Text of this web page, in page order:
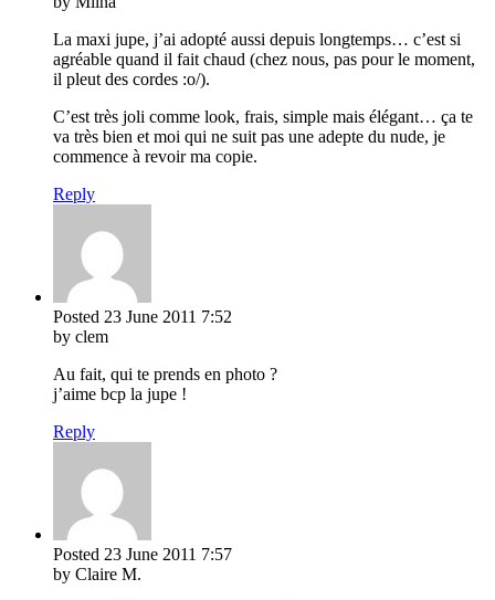
La maxi jupe, j’ai adopté aussi depuis longtemps… c’est si
agréable quand il fait chaud (chez nous, pas pour le moment,
il pleut des cordes :o/).
C’est très joli comme look, frais, simple mais élégant… ça te
va très bien et moi qui ne suit pas une adepte du nude, je
commence à revoir ma copie.
Reply
Posted 23 June 2011 7:52
by clem
Au fait, qui te prends en photo ?
j’aime bcp la jupe !
Reply
Posted 23 June 2011 7:57
by Claire M.